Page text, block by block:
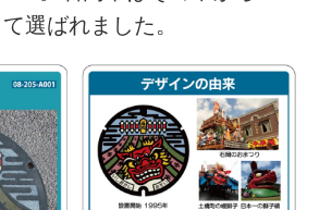
選ばれました。